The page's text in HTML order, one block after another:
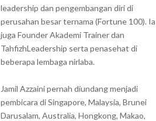
leadership dan pengembangan diri di
perusahan besar ternama (Fortune 100). Ia
juga Founder Akademi Trainer dan
TahfizhLeadership serta penasehat di
beberapa lembaga nirlaba.
Jamil Azzaini pernah diundang menjadi
pembicara di Singapore, Malaysia, Brunei
Darusalam, Australia, Hongkong, Makao,